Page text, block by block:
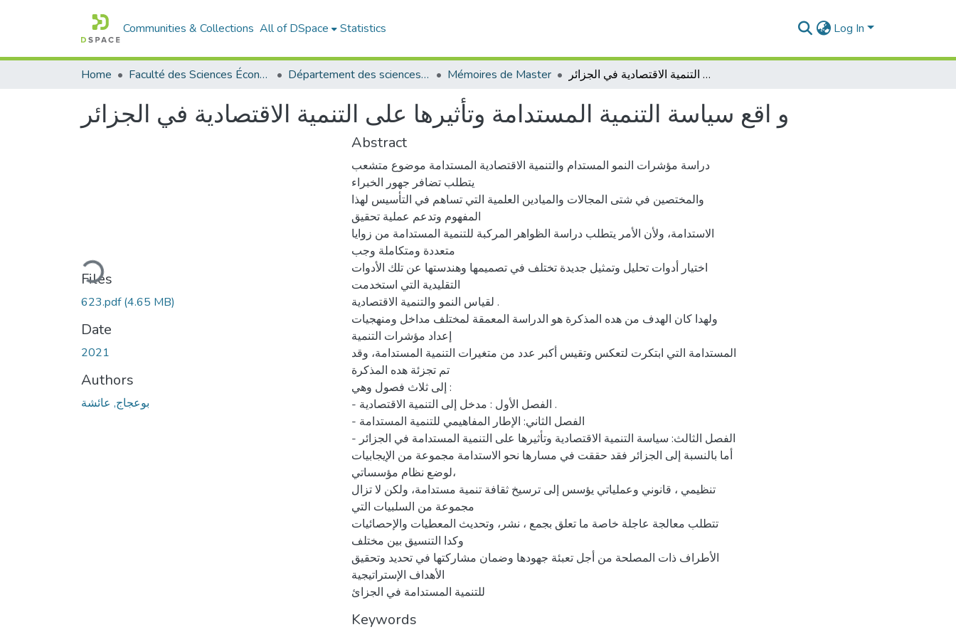
Communities & Collections All of DSpace Statistics Log In
Home Faculté des Sciences Économiques Commerciales et des Sciences de Gestion Département des sciences économiques Mémoires de Master و اقع سياسة التنمية المستدامة وتأثيرها على التنمية الاقتصادية في الجزائر
و اقع سياسة التنمية المستدامة وتأثيرها على التنمية الاقتصادية في الجزائر
Loading...
Files
623.pdf(4.65 MB)
Date
2021
Authors
بوعجاج, عائشة
Abstract
دراسة مؤشرات النمو المستدام والتنمية الاقتصادية المستدامة موضوع متشعب
يتطلب تضافر جهور الخبراء
والمختصين في شتى المجالات والميادين العلمية التي تساهم في التأسيس لهذا
المفهوم وتدعم عملية تحقيق
الاستدامة، ولأن الأمر يتطلب دراسة الظواهر المركبة للتنمية المستدامة من زوايا
متعددة ومتكاملة وجب
اختيار أدوات تحليل وتمثيل جديدة تختلف في تصميمها وهندستها عن تلك الأدوات
التقليدية التي استخدمت
لقياس النمو والتنمية الاقتصادية .
ولهدا كان الهدف من هده المذكرة هو الدراسة المعمقة لمختلف مداخل ومنهجيات
إعداد مؤشرات التنمية
المستدامة التي ابتكرت لتعكس وتقيس أكبر عدد من متغيرات التنمية المستدامة، وقد
تم تجزئة هده المذكرة
إلى ثلاث فصول وهي :
- الفصل الأول : مدخل إلى التنمية الاقتصادية .
- الفصل الثاني: الإطار المفاهيمي للتنمية المستدامة
- الفصل الثالث: سياسة التنمية الاقتصادية وتأثيرها على التنمية المستدامة في الجزائر
أما بالنسبة إلى الجزائر فقد حققت في مسارها نحو الاستدامة مجموعة من الإيجابيات
لوضع نظام مؤسساتي،
تنظيمي ، قانوني وعملياتي يؤسس إلى ترسيخ ثقافة تنمية مستدامة، ولكن لا تزال
مجموعة من السلبيات التي
تتطلب معالجة عاجلة خاصة ما تعلق بجمع ، نشر، وتحديث المعطيات والإحصائيات
وكدا التنسيق بين مختلف
الأطراف ذات المصلحة من أجل تعبئة جهودها وضمان مشاركتها في تحديد وتحقيق
الأهداف الإستراتيجية
للتنمية المستدامة في الجزائ
Keywords